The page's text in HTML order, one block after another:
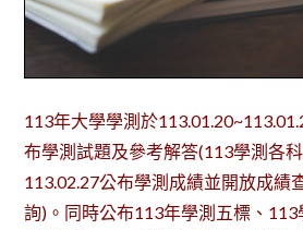
113年大學學測於
布學測試題及參考解答(113學測各
113.02.27公布學測成績並開放成績
詢)。同時公布113年學測五標、